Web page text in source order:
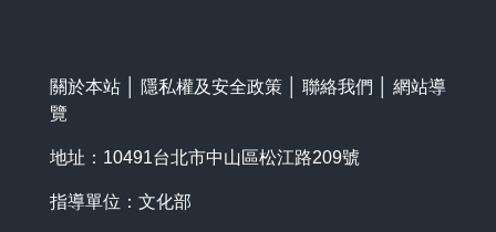
關於本站 隱私權及安全政策 聯絡我們
網站導
覽
地址：10491台北市中山區松江路209號
指導單位：文化部